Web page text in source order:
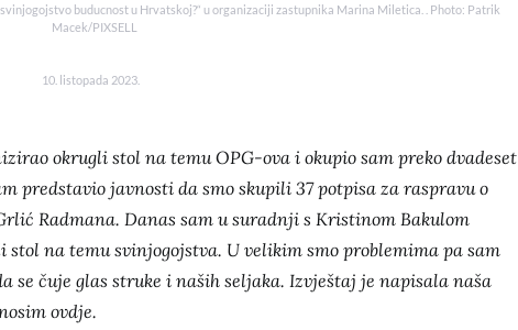
buducnost u Hrvatskoj?“ u organizaciji zastupnika Marina Miletica. . Photo: Patrik
Macek/PIXSELL
10. listopada 2023.
okrugli stol na temu OPG-ova i okupio sam preko dvadeset
predstavio javnosti da smo skupili 37 potpisa za raspravu o
Radmana. Danas sam u suradnji s Kristinom Bakulom
stol na temu svinjogojstva. U velikim smo problemima pa sam
se čuje glas struke i naših seljaka. Izvještaj je napisala naša
ovdje.